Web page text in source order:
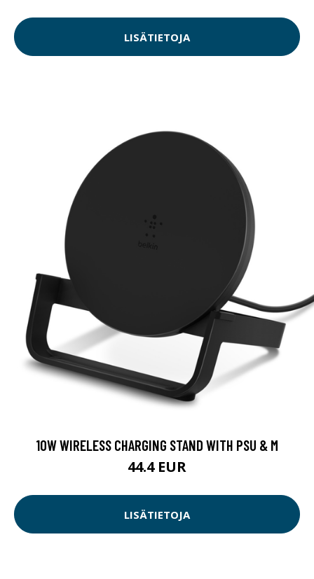
LISÄTIETOJA
10W WIRELESS CHARGING STAND WITH PSU & M
44.4 EUR
LISÄTIETOJA